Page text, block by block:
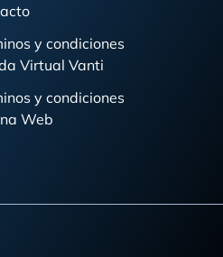
y condiciones
Virtual Vanti
y condiciones
Web